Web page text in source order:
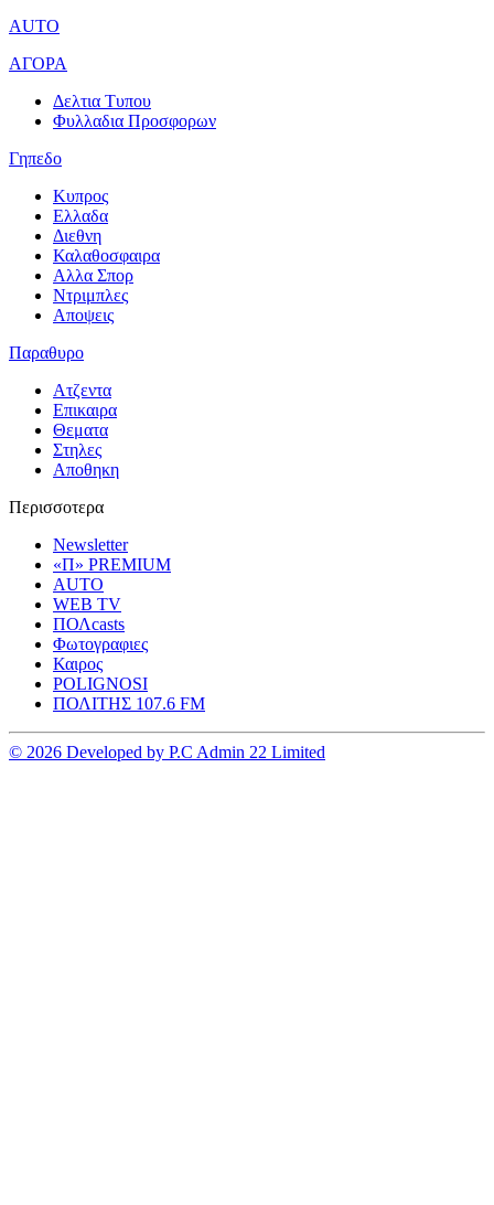
AUTO
ΑΓΟΡΑ
Δελτια Τυπου
Φυλλαδια Προσφορων
Γηπεδο
Κυπρος
Ελλαδα
Διεθνη
Καλαθοσφαιρα
Αλλα Σπορ
Ντριμπλες
Αποψεις
Παραθυρο
Ατζεντα
Επικαιρα
Θεματα
Στηλες
Αποθηκη
Περισσοτερα
Newsletter
«Π» PREMIUM
AUTO
WEB TV
ΠΟΛcasts
Φωτογραφιες
Καιρος
POLIGNOSI
ΠΟΛΙΤΗΣ 107.6 FM
© 2026 Developed by P.C Admin 22 Limited